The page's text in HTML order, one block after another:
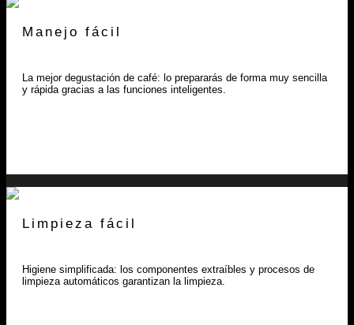
Manejo fácil
La mejor degustación de café: lo prepararás de forma muy sencilla
y rápida gracias a las funciones inteligentes.
Limpieza fácil
Higiene simplificada: los componentes extraíbles y procesos de
limpieza automáticos garantizan la limpieza.